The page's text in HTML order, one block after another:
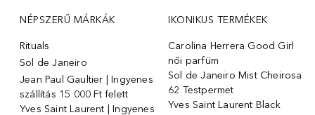
NÉPSZERŰ MÁRKÁK
Rituals
Sol de Janeiro
Jean Paul Gaultier | Ingyenes
szállítás 15 000 Ft felett
Yves Saint Laurent | Ingyenes
IKONIKUS TERMÉKEK
Carolina Herrera Good Girl
női parfüm
Sol de Janeiro Mist Cheirosa
62 Testpermet
Yves Saint Laurent Black